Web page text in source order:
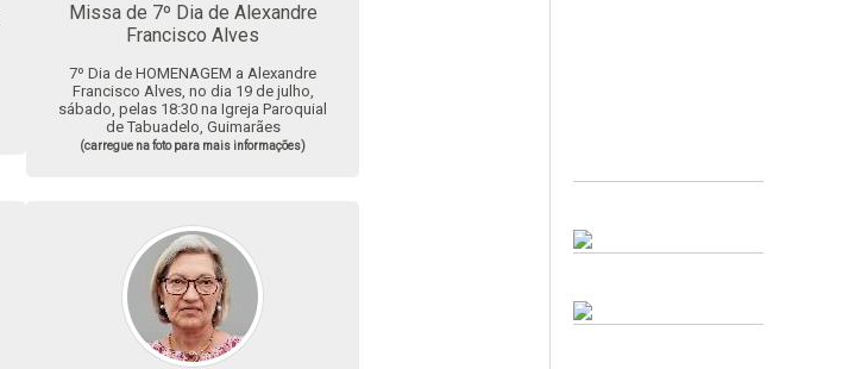
Missa de 7º Dia de Alexandre
Francisco Alves
7º Dia de HOMENAGEM a Alexandre
Francisco Alves, no dia 19 de julho,
sábado, pelas 18:30 na Igreja Paroquial
de Tabuadelo, Guimarães
(carregue na foto para mais informações)